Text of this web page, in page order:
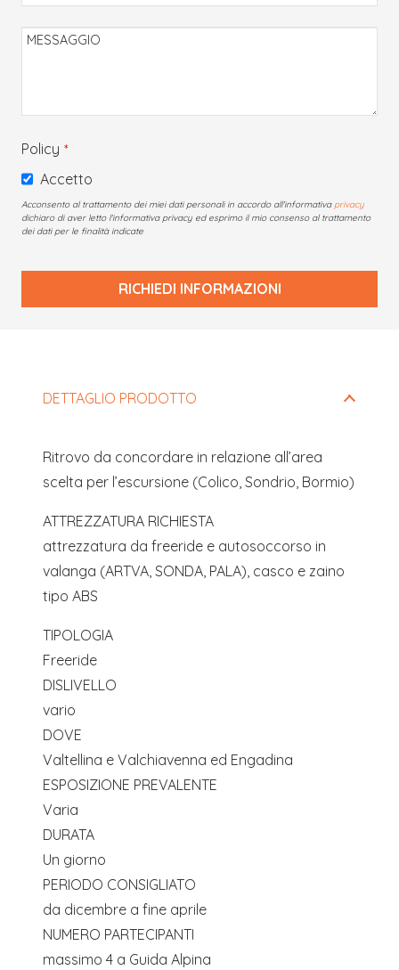
MESSAGGIO
Policy *
Accetto
Acconsento al trattamento dei miei dati personali in accordo all'informativa privacy
dichiaro di aver letto l'informativa privacy ed esprimo il mio consenso al trattamento
dei dati per le finalità indicate
RICHIEDI INFORMAZIONI
essere
vuoto
DETTAGLIO PRODOTTO
Ritrovo da concordare in relazione all’area
scelta per l’escursione (Colico, Sondrio, Bormio)
ATTREZZATURA RICHIESTA
attrezzatura da freeride e autosoccorso in
valanga (ARTVA, SONDA, PALA), casco e zaino
tipo ABS
TIPOLOGIA
Freeride
DISLIVELLO
vario
DOVE
Valtellina e Valchiavenna ed Engadina
ESPOSIZIONE PREVALENTE
Varia
DURATA
Un giorno
PERIODO CONSIGLIATO
da dicembre a fine aprile
NUMERO PARTECIPANTI
massimo 4 a Guida Alpina